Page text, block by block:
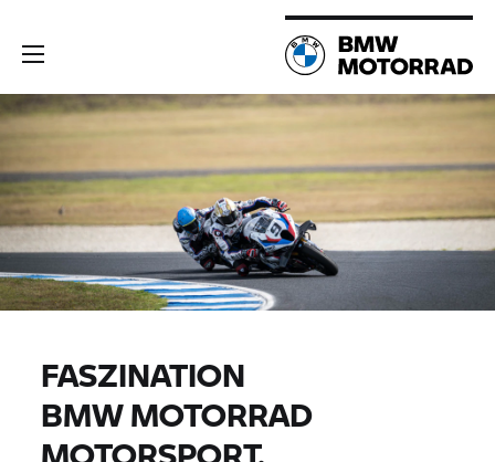
FASZINATION
BMW MOTORRAD